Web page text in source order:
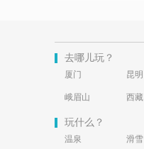
去哪儿玩？
厦门 昆明
峨眉山 西藏
玩什么？
温泉 滑雪